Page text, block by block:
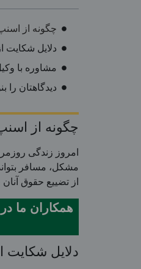
چگونه از
دلایل شکایت
مشاوره با
دیدگاهتان را
چگونه از
امروز زندگی
مشکل، مسافر
از تضییع حقوق
دلایل شکایت